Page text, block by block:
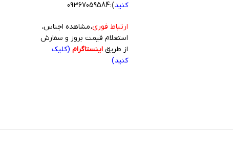
کنید):
09367059584
ارتباط فوری، مشاهده اجناس،
استعلام قیمت بروز و سفارش
از طریقاینستاگرام (کلیک
کنید)